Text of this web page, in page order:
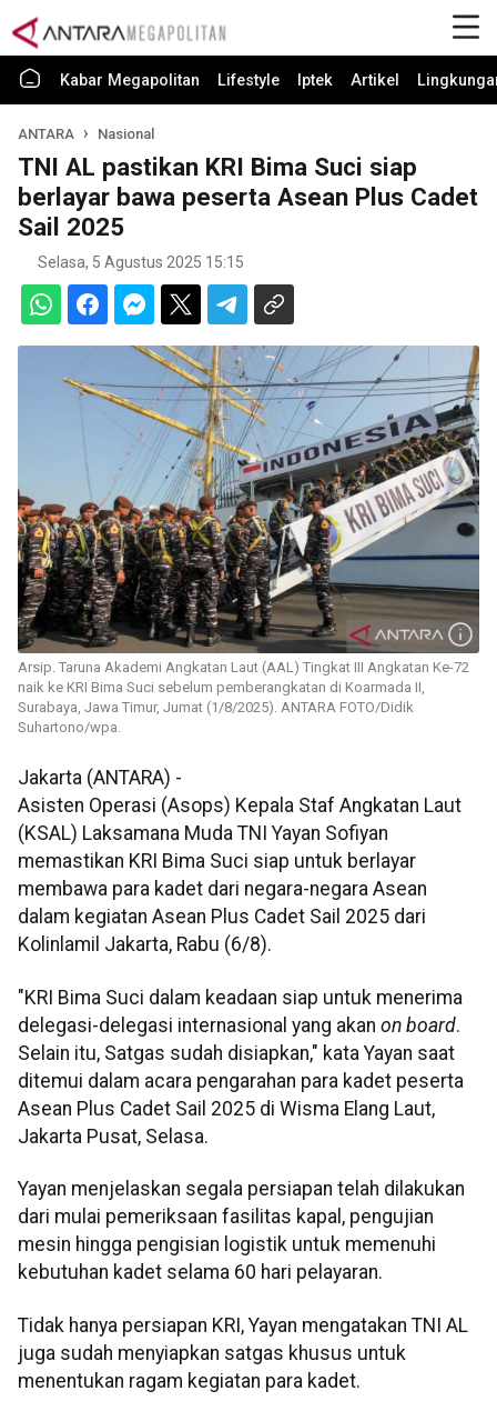
Kabar Megapolitan Lifestyle Iptek Artikel
ANTARA Nasional
TNI AL pastikan KRI Bima Suci siap
berlayar bawa peserta Asean Plus Cadet
Sail 2025
Selasa, 5 Agustus 2025 15:15
Arsip. Taruna Akademi Angkatan Laut (AAL) Tingkat III Angkatan Ke-72
naik ke KRI Bima Suci sebelum pemberangkatan di Koarmada II,
Surabaya, Jawa Timur, Jumat (1/8/2025). ANTARA FOTO/Didik
Suhartono/wpa.
Jakarta (ANTARA) -
Asisten Operasi (Asops) Kepala Staf Angkatan Laut
(KSAL) Laksamana Muda TNI Yayan Sofiyan
memastikan KRI Bima Suci siap untuk berlayar
membawa para kadet dari negara-negara Asean
dalam kegiatan Asean Plus Cadet Sail 2025 dari
Kolinlamil Jakarta, Rabu (6/8).
"KRI Bima Suci dalam keadaan siap untuk menerima
delegasi-delegasi internasional yang akan on board.
Selain itu, Satgas sudah disiapkan," kata Yayan saat
ditemui dalam acara pengarahan para kadet peserta
Asean Plus Cadet Sail 2025 di Wisma Elang Laut,
Jakarta Pusat, Selasa.
Yayan menjelaskan segala persiapan telah dilakukan
dari mulai pemeriksaan fasilitas kapal, pengujian
mesin hingga pengisian logistik untuk memenuhi
kebutuhan kadet selama 60 hari pelayaran.
Tidak hanya persiapan KRI, Yayan mengatakan TNI AL
juga sudah menyiapkan satgas khusus untuk
menentukan ragam kegiatan para kadet.